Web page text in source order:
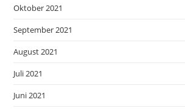
Oktober 2021
September 2021
August 2021
Juli 2021
Juni 2021